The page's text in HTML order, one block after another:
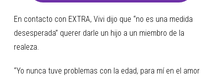
En contacto con EXTRA, Vivi dijo que “no es una medida
desesperada” querer darle un hijo a un miembro de la
realeza.
“Yo nunca tuve problemas con la edad, para mí en el amor